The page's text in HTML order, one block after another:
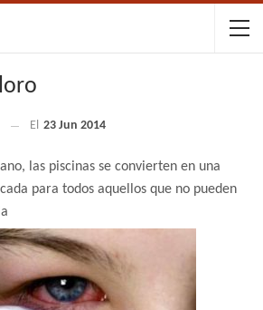
El 23 Jun 2014
las piscinas se convierten en una
para todos aquellos que no pueden